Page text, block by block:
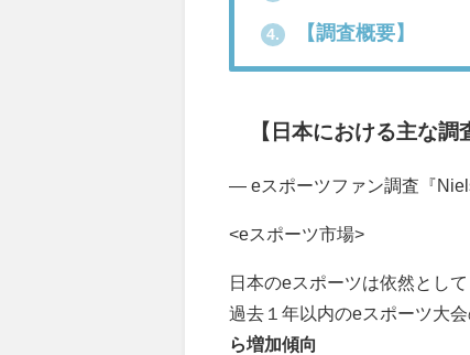
4. 【調査概要】
【日本における主な調
― eスポーツファン調査『
<eスポーツ市場>
日本のeスポーツは依然として
過去１年以内のeスポーツ大
ら増加傾向